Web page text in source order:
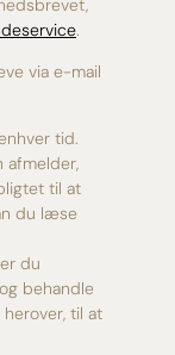
.
via e-mail
tid.
afmelder,
til at
du læse
du
behandle
til at